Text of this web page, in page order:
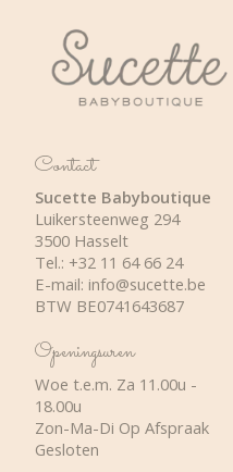
Contact
Sucette Babyboutique
Luikersteenweg 294
3500 Hasselt
Tel.: +32 11 64 66 24
E-mail: info@sucette.be
BTW BE0741643687
Openingsuren
Woe t.e.m. Za 11.00u -
18.00u
Zon-Ma-Di Op Afspraak
Gesloten